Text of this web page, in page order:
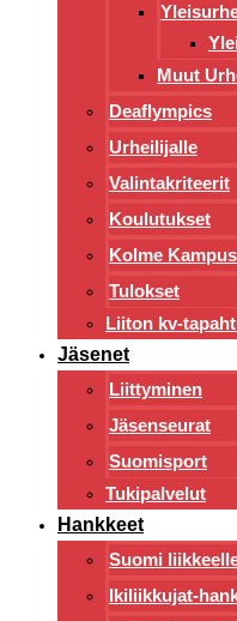
Muut
Deaflympics
Urheilijalle
Valintakriteerit
Koulutukset
Kolme
Tulokset
Liiton kv-
Jäsenet
Liittyminen
Jäsenseurat
Suomisport
Tukipalvelut
Hankkeet
Suomi
Ikiliikkujat-